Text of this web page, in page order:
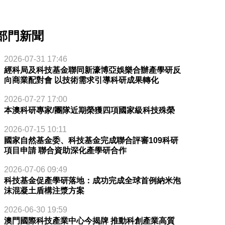
門新聞
2026-07-31 17:46
經科局及科技基金聯同新濠博亞娛樂合辦產學研反
向商業配對會 以技術需求引導科研成果轉化
2026-07-27 17:00
本澳科研專家/團隊近期榮獲四項國家級科技殊榮
2026-07-15 10:11
國家自然基金委、科技基金完成聯合評審109科研
項目申請 聯合資助深化產學研合作
2026-07-06 09:49
科技基金促產學研落地：成功完成全球首例納米泡
沫混凝土盾構注漿方案
2026-06-30 19:59
澳門國際科技產業中心今揭牌 推動科創產業高質